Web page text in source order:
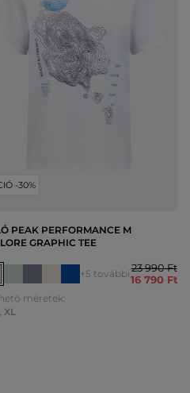
-30%
PEAK PERFORMANCE M
GRAPHIC TEE
+5 további23 990 Ft
16 790 Ft
méretek:
XL